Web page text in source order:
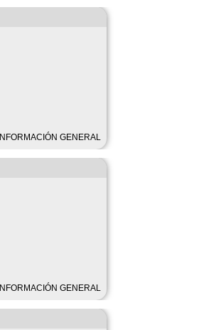
INFORMACIÓN GENERAL
INFORMACIÓN GENERAL